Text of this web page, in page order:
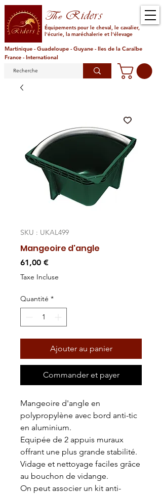
TheRiders
Équipements pour le cheval, le cavalier,
l'écurie, la maréchalerie et l'élevage
Martinique - Guadeloupe - Guyane - Iles de la Caraïbe
France - International
SKU : UKAL499
Mangeoire d'angle
61,00 €Prix
Taxe Incluse
Quantité *
Ajouter au panier
Commander et payer
Mangeoire d'angle en
polypropylène avec bord anti-tic
en aluminium.
Equipée de 2 appuis muraux
offrant une plus grande stabilité.
Vidage et nettoyage faciles grâce
au bouchon de vidange.
On peut associer un kit anti-